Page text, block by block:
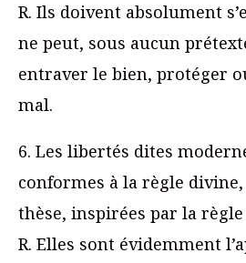
R. Ils doivent absolument
ne peut, sous aucun
entraver le bien, protéger
mal.
6. Les libertés dites
conformes à la règle divine,
thèse, inspirées par la
R. Elles sont évidemment